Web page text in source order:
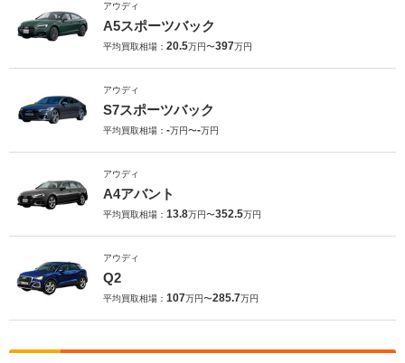
アウディ
A5スポーツバック
平均買取相場： 20.5万円〜397万円
アウディ
S7スポーツバック
平均買取相場： -万円〜-万円
アウディ
A4アバント
平均買取相場： 13.8万円〜352.5万円
アウディ
Q2
平均買取相場： 107万円〜285.7万円